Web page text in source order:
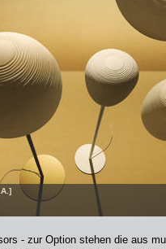
- zur Option stehen die aus